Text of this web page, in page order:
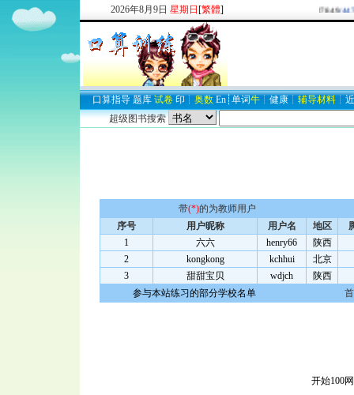
2026年8月 9日 星期日 [繁體]
欢迎新注册用户： 2937747849/
口算指导 题库 试卷 印 ┊ 奥数 En ┊ 单词牛 ┊ 健康 ┊ 辅导材料 ┊
超级图书搜索
带(*)的为教师用户
序号
用户昵称 用户名 地区
1
六六 henry66
陕西
2
kongkong kchhui
北京
3
甜甜宝贝 wdjch
陕西
参与本站练习的部分学校名单
开始100